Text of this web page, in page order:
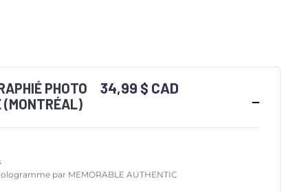
PHOTO
(MONTRÉAL)
34,99 $ CAD
par MEMORABLE AUTHENTIC